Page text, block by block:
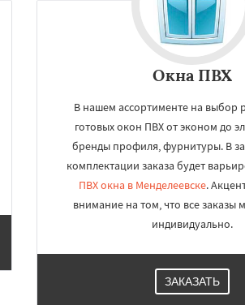
Окна ПВХ
В нашем ассортименте на выбор
готовых окон ПВХ от эконом до
бренды профиля, фурнитуры. В
комплектации заказа будет
ПВХ окна в Менделеевске.
внимание на том, что все заказы
индивидуально.
ЗАКАЗАТЬ